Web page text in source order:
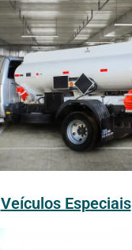
Veículos Especiais